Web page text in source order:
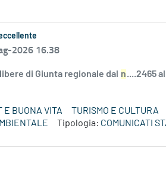
2026 16.38
di Giunta regionale dal n....2465 al
E BUONA VITA TURISMO E CULTURA
Tipologia: COMUNICATI